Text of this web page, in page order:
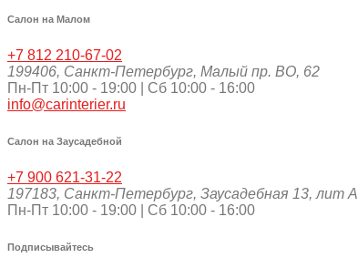
Салон на Малом
+7 812 210-67-02
199406, Санкт-Петербург, Малый пр. ВО, 62
Пн-Пт 10:00 - 19:00 | Сб 10:00 - 16:00
info@carinterier.ru
Салон на Заусадебной
+7 900 621-31-22
197183, Санкт-Петербург, Заусадебная 13, лит А
Пн-Пт 10:00 - 19:00 | Сб 10:00 - 16:00
Подписывайтесь